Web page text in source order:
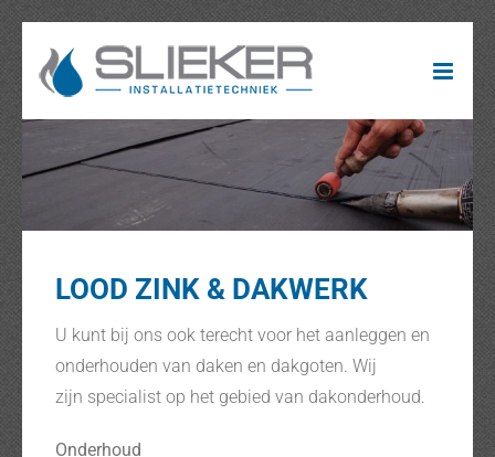
naar
inhoud
LOOD ZINK & DAKWERK
U kunt bij ons ook terecht voor het aanleggen en
onderhouden van daken en dakgoten. Wij
zijn specialist op het gebied van dakonderhoud.
Onderhoud